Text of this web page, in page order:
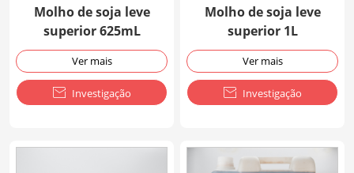
Molho de soja leve
superior 625mL
Ver mais
 Investigação
Molho de soja leve
superior 1L
Ver mais
 Investigação